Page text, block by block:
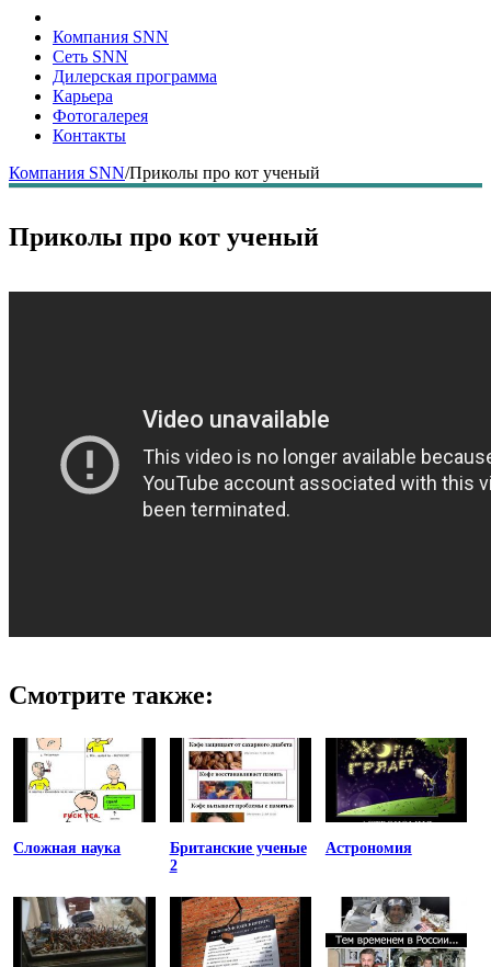
Компания SNN
Сеть SNN
Дилерская программа
Карьера
Фотогалерея
Контакты
Компания SNN/Приколы про кот ученый
Приколы про кот ученый
Смотрите также:
Сложная наука
Британские ученые
2
Астрономия